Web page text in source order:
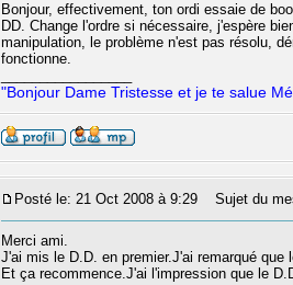
Bonjour, effectivement, ton ordi essaie de
DD. Change l'ordre si nécessaire, j'espère
manipulation, le problème n'est pas résolu,
fonctionne.
"Bonjour Dame Tristesse et je te salue
Posté le: 21 Oct 2008 à 9:29 Sujet du
Merci ami.
J'ai mis le D.D. en premier.J'ai remarqué
Et ça recommence.J'ai l'impression que le